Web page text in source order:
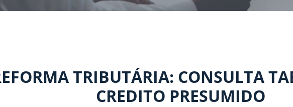
TRIBUTÁRIA: CONSULTA
CREDITO PRESUMIDO